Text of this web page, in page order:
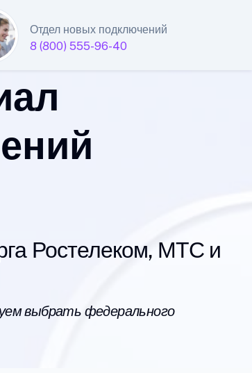
Отдел новых подключений
8 (800) 555-96-40
Ростелеком, МТС и
выбрать федерального